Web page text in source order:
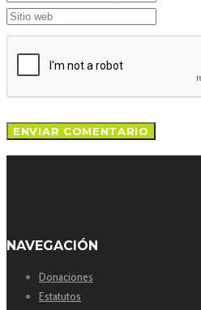
NAVEGACIÓN
Donaciones
Estatutos